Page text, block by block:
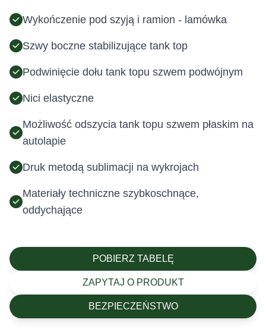
Wykończenie pod szyją i ramion - lamówka
Szwy boczne stabilizujące tank top
Podwinięcie dołu tank topu szwem podwójnym
Nici elastyczne
Możliwość odszycia tank topu szwem płaskim na
autolapie
Druk metodą sublimacji na wykrojach
Materiały techniczne szybkoschnące,
oddychające
POBIERZ TABELĘ
ZAPYTAJ O PRODUKT
BEZPIECZEŃSTWO